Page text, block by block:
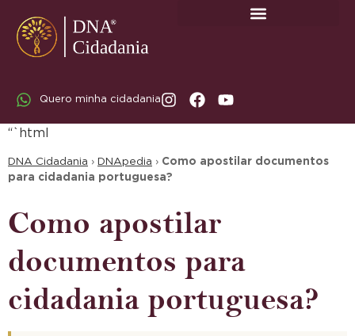
Quero minha cidadania
“`html
DNA Cidadania › DNApedia › Como apostilar documentos
para cidadania portuguesa?
Como apostilar
documentos para
cidadania portuguesa?